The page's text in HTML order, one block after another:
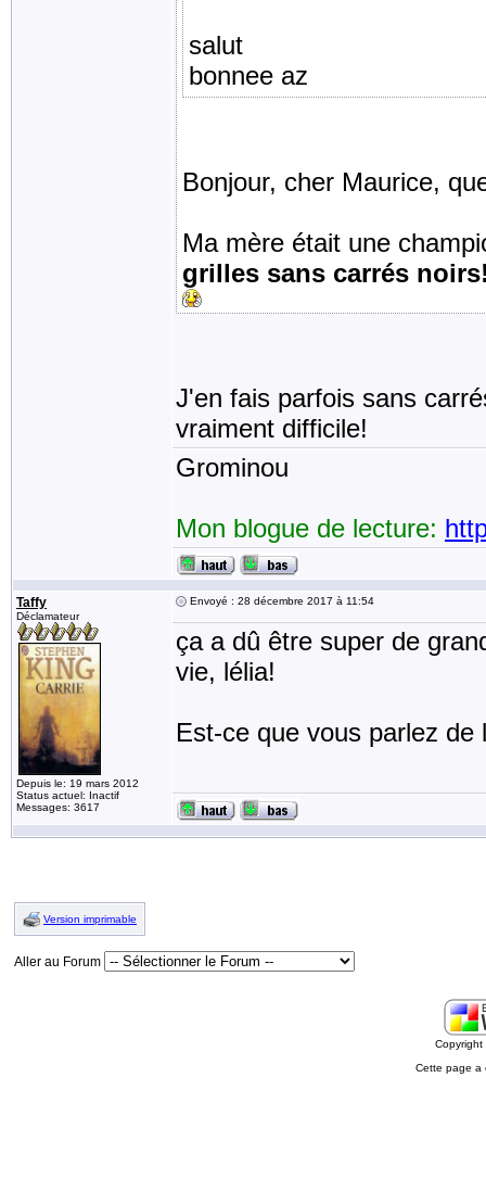
salut
bonnee az
Bonjour, cher Maurice,
Ma mère était une
grilles sans carrés
J'en fais parfois sans
vraiment difficile!
Grominou
Mon blogue de lecture:
Taffy
Déclamateur
Depuis le: 19 mars 2012
Status actuel: Inactif
Messages: 3617
Envoyé : 28 décembre 2017 à 11:54
ça a dû être super de
vie, lélia!
Est-ce que vous parlez
Version imprimable
Aller au Forum
Cette page a